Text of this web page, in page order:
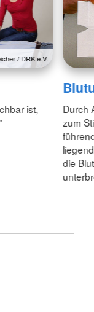
/ DRK e.V.
ist,
Durch
zum
die